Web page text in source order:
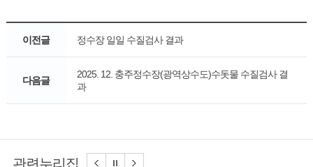
이전글 정수장 일일 수질검사 결과
다음글
2025. 12. 충주정수장(광역상수도)수돗물 수질검사 결
과
관련누리집